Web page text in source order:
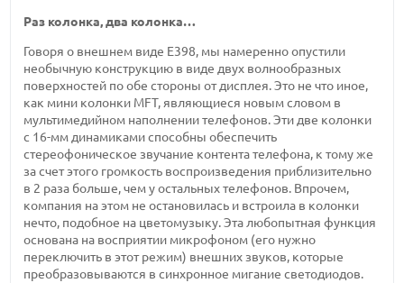
Раз колонка, два колонка…
Говоря о внешнем виде E398, мы намеренно опустили
необычную конструкцию в виде двух волнообразных
поверхностей по обе стороны от дисплея. Это не что иное,
как мини колонки MFT, являющиеся новым словом в
мультимедийном наполнении телефонов. Эти две колонки
с 16-мм динамиками способны обеспечить
стереофоническое звучание контента телефона, к тому же
за счет этого громкость воспроизведения приблизительно
в 2 раза больше, чем у остальных телефонов. Впрочем,
компания на этом не остановилась и встроила в колонки
нечто, подобное на цветомузыку. Эта любопытная функция
основана на восприятии микрофоном (его нужно
переключить в этот режим) внешних звуков, которые
преобразовываются в синхронное мигание светодиодов.